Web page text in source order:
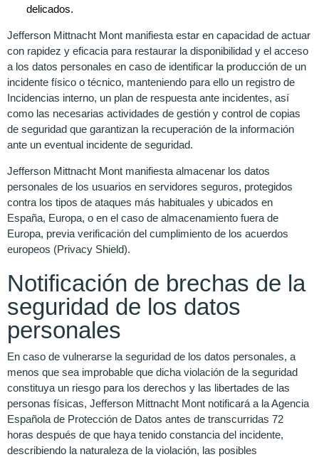
delicados.
Jefferson Mittnacht Mont manifiesta estar en capacidad de actuar
con rapidez y eficacia para restaurar la disponibilidad y el acceso
a los datos personales en caso de identificar la producción de un
incidente físico o técnico, manteniendo para ello un registro de
Incidencias interno, un plan de respuesta ante incidentes, así
como las necesarias actividades de gestión y control de copias
de seguridad que garantizan la recuperación de la información
ante un eventual incidente de seguridad.
Jefferson Mittnacht Mont manifiesta almacenar los datos
personales de los usuarios en servidores seguros, protegidos
contra los tipos de ataques más habituales y ubicados en
España, Europa, o en el caso de almacenamiento fuera de
Europa, previa verificación del cumplimiento de los acuerdos
europeos (Privacy Shield).
Notificación de brechas de la
seguridad de los datos
personales
En caso de vulnerarse la seguridad de los datos personales, a
menos que sea improbable que dicha violación de la seguridad
constituya un riesgo para los derechos y las libertades de las
personas físicas, Jefferson Mittnacht Mont notificará a la Agencia
Española de Protección de Datos antes de transcurridas 72
horas después de que haya tenido constancia del incidente,
describiendo la naturaleza de la violación, las posibles